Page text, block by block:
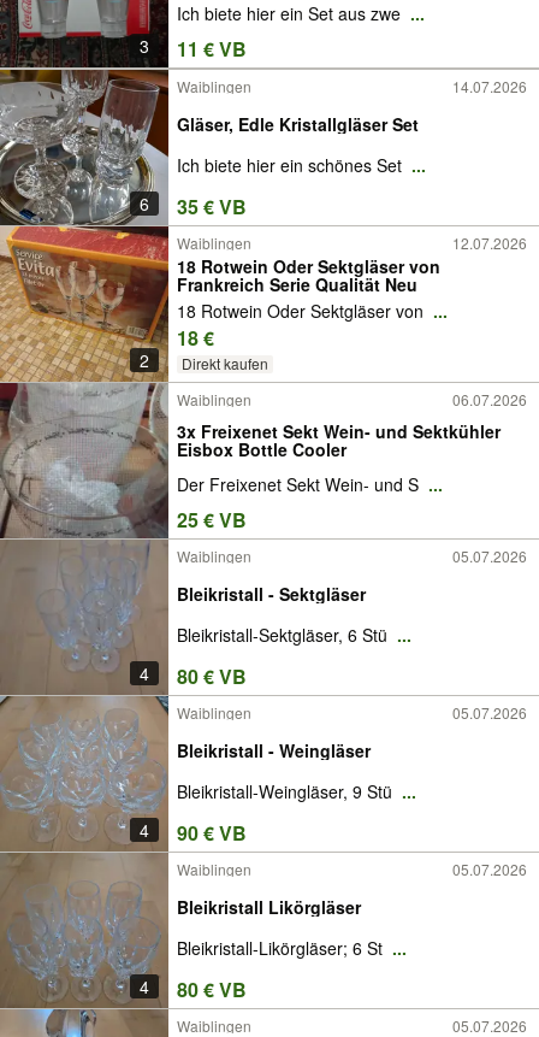
3
Ich biete hier ein Set aus zwe ...
11 € VB
6
Waiblingen 14.07.2026
Gläser, Edle Kristallgläser Set
Ich biete hier ein schönes Set ...
35 € VB
2
Waiblingen 12.07.2026
18 Rotwein Oder Sektgläser von
Frankreich Serie Qualität Neu
18 Rotwein Oder Sektgläser von ...
18 €
Direkt kaufen
Waiblingen
06.07.2026
3x Freixenet Sekt Wein- und Sektkühler
Eisbox Bottle Cooler
Der Freixenet Sekt Wein- und S ...
25 € VB
4
Waiblingen 05.07.2026
Bleikristall - Sektgläser
Bleikristall-Sektgläser, 6 Stü ...
80 € VB
4
Waiblingen 05.07.2026
Bleikristall - Weingläser
Bleikristall-Weingläser, 9 Stü ...
90 € VB
4
Waiblingen 05.07.2026
Bleikristall Likörgläser
Bleikristall-Likörgläser; 6 St ...
80 € VB
Waiblingen 05.07.2026